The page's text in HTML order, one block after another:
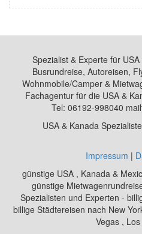
Spezialist & Experte für
Busrundreise, Autoreisen,
Wohnmobile/Camper &
Fachagentur für die USA &
Tel: 06192-998040
USA & Kanada
Impressum |
günstige USA , Kanada &
günstige
Spezialisten und Experten -
billige Städtereisen nach New
Vegas ,